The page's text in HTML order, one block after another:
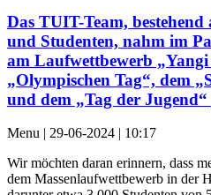
Das TUIT-Team,
und Studenten, nahm im
am Laufwettbewerb
„Olympischen Tag“, dem
und dem „Tag der
Menu | 29-06-2024 | 10:17
Wir möchten daran erinnern, dass
dem Massenlaufwettbewerb in der